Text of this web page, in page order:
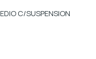
C/SUSPENSION